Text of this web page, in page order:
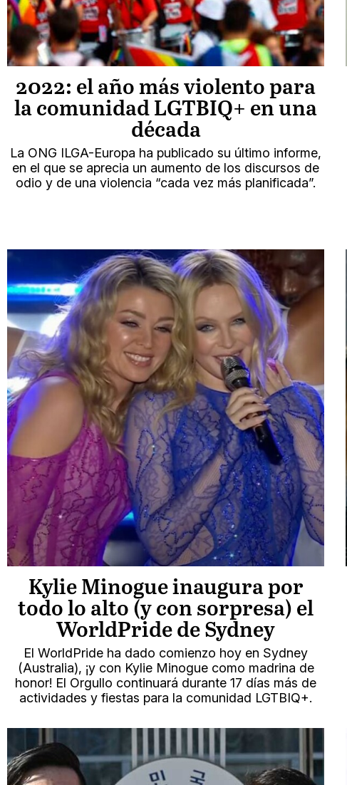
2022: el año más violento para
la comunidad LGTBIQ+ en una
década
La ONG ILGA-Europa ha publicado su último informe,
en el que se aprecia un aumento de los discursos de
odio y de una violencia “cada vez más planificada”.
Kylie Minogue inaugura por
todo lo alto (y con sorpresa) el
WorldPride de Sydney
El WorldPride ha dado comienzo hoy en Sydney
(Australia), ¡y con Kylie Minogue como madrina de
honor! El Orgullo continuará durante 17 días más de
actividades y fiestas para la comunidad LGTBIQ+.